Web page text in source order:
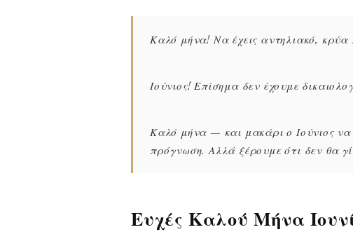
Καλό μήνα! Να έχεις αντηλιακό,
Ιούνιος! Επίσημα δεν έχουμε
Καλό μήνα — και μακάρι ο Ιούνιος να
πρόγνωση. Αλλά ξέρουμε ότι δεν θα
Ευχές Καλού Μήνα